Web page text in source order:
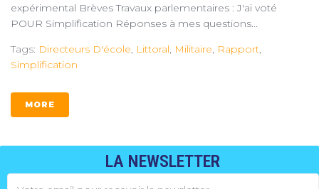
expérimental Brèves Travaux parlementaires : J'ai voté
POUR Simplification Réponses à mes questions...
Tags: Directeurs D'école, Littoral, Militaire, Rapport,
Simplification
MORE
LA NEWSLETTER